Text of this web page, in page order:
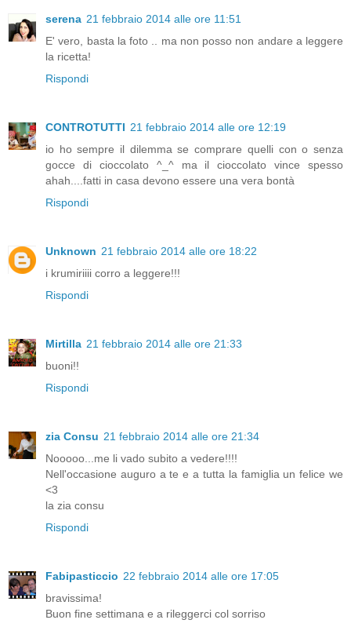
serena 21 febbraio 2014 alle ore 11:51
E' vero, basta la foto .. ma non posso non andare a leggere
la ricetta!
Rispondi
CONTROTUTTI 21 febbraio 2014 alle ore 12:19
io ho sempre il dilemma se comprare quelli con o senza
gocce di cioccolato ^_^ ma il cioccolato vince spesso
ahah....fatti in casa devono essere una vera bontà
Rispondi
Unknown 21 febbraio 2014 alle ore 18:22
i krumiriiii corro a leggere!!!
Rispondi
Mirtilla 21 febbraio 2014 alle ore 21:33
buoni!!
Rispondi
zia Consu 21 febbraio 2014 alle ore 21:34
Nooooo...me li vado subito a vedere!!!!
Nell'occasione auguro a te e a tutta la famiglia un felice we
<3
la zia consu
Rispondi
Fabipasticcio 22 febbraio 2014 alle ore 17:05
bravissima!
Buon fine settimana e a rileggerci col sorriso